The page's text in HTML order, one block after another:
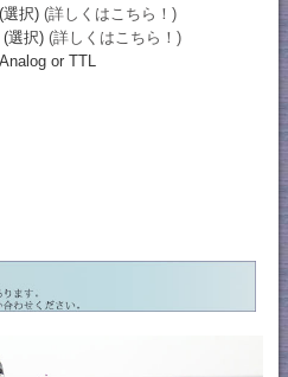
選択) (詳しくはこちら！)
選択) (詳しくはこちら！)
or TTL